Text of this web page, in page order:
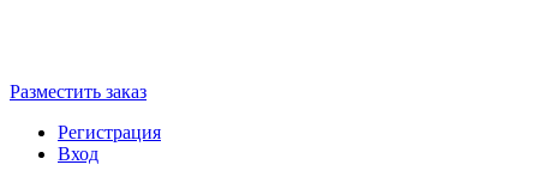
Разместить заказ
Регистрация
Вход